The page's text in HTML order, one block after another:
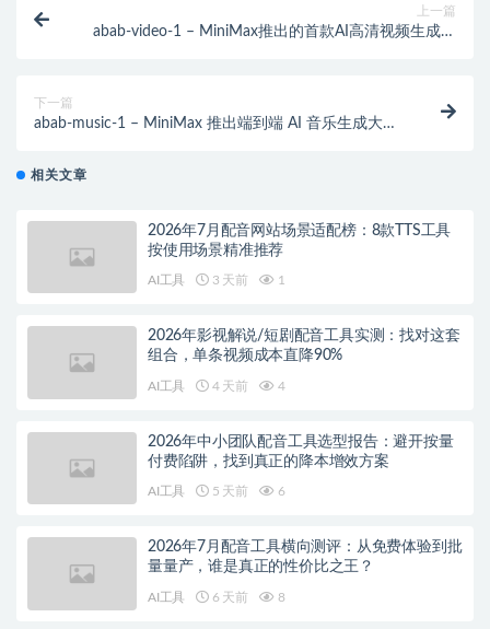
上一篇
abab-video-1 – MiniMax推出的首款AI高清视频生成模
下一篇
abab-music-1 – MiniMax 推出端到端 AI 音乐生成大模
相关文章
2026年7月配音网站场景适配榜：8款TTS工具
按使用场景精准推荐
AI工具 3 天前 1
2026年影视解说/短剧配音工具实测：找对这套
组合，单条视频成本直降90%
AI工具 4 天前 4
2026年中小团队配音工具选型报告：避开按量
付费陷阱，找到真正的降本增效方案
AI工具 5 天前 6
2026年7月配音工具横向测评：从免费体验到批
量量产，谁是真正的性价比之王？
AI工具 6 天前 8